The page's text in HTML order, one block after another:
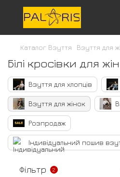
Каталог Взуття Взуття для
Білі кросівки для
Взуття для хлопців
Взуття для жінок
Розпродаж
Індивідуальний пошив
Фільтр 2